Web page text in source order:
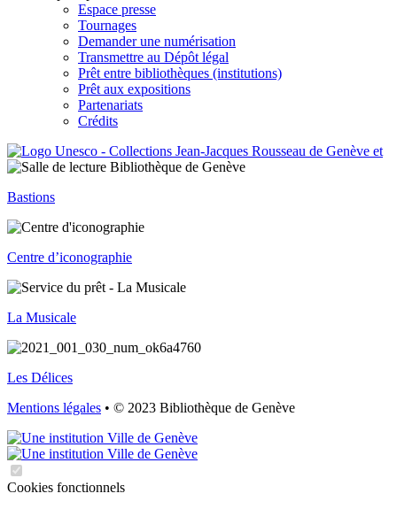
Espace presse
Tournages
Demander une numérisation
Transmettre au Dépôt légal
Prêt entre bibliothèques (institutions)
Prêt aux expositions
Partenariats
Crédits
Bastions
Centre d’iconographie
La Musicale
Les Délices
Mentions légales • © 2023 Bibliothèque de Genève
Cookies fonctionnels